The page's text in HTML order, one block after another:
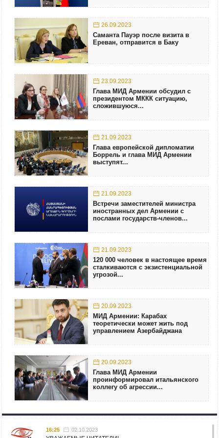
26.09.2023
Саманта Пауэр после визита в
Ереван, отправится в Баку
23.09.2023
Глава МИД Армении обсудил с
президентом МККК ситуацию,
сложившуюся...
21.09.2023
Глава европейской дипломатии
Боррель и глава МИД Армении
выступят...
21.09.2023
Встречи заместителей министра
иностранных дел Армении с
послами государств-членов...
21.09.2023
120 000 человек в настоящее время
сталкиваются с экзистенциальной
угрозой...
20.09.2023
МИД Армении: Карабах
теоретически может жить под
управлением Азербайджана
20.09.2023
Глава МИД Армении
проинформировал итальянского
коллегу об агрессии...
16:25 02.10.2023